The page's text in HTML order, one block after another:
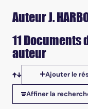
Auteur J.
11
auteur
Tris disponibles
Ajouter le
Affiner la